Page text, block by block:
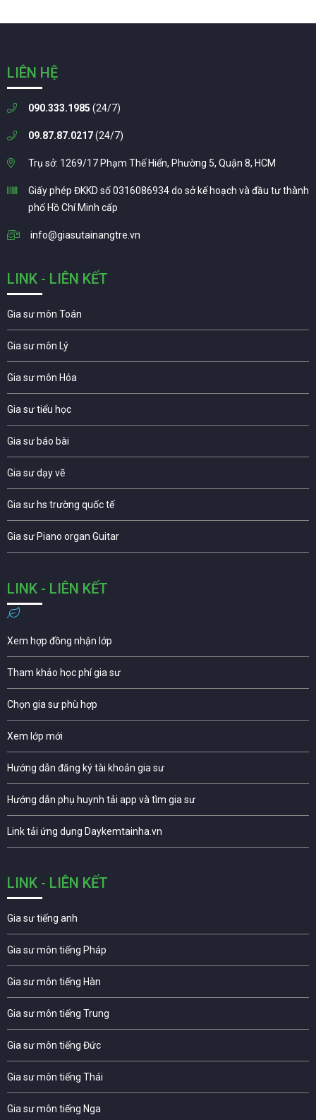
LIÊN HỆ
090.333.1985 (24/7)
09.87.87.0217(24/7)
Trụ sở: 1269/17 Phạm Thế Hiển, Phường 5, Quận 8, HCM
Giấy phép ĐKKD số 0316086934 do sở kế hoạch và đầu tư thành
phố Hồ Chí Minh cấp
info@giasutainangtre.vn
LINK - LIÊN KẾT
Gia sư môn Toán
Gia sư môn Lý
Gia sư môn Hóa
Gia sư tiểu học
Gia sư báo bài
Gia sư dạy vẽ
Gia sư hs trường quốc tế
Gia sư Piano organ Guitar
LINK - LIÊN KẾT
Xem hợp đồng nhận lớp
Tham khảo học phí gia sư
Chọn gia sư phù hợp
Xem lớp mới
Hướng dẫn đăng ký tài khoản gia sư
Hướng dẫn phụ huynh tải app và tìm gia sư
Link tải ứng dụng Daykemtainha.vn
LINK - LIÊN KẾT
Gia sư tiếng anh
Gia sư môn tiếng Pháp
Gia sư môn tiếng Hàn
Gia sư môn tiếng Trung
Gia sư môn tiếng Đức
Gia sư môn tiếng Thái
Gia sư môn tiếng Nga